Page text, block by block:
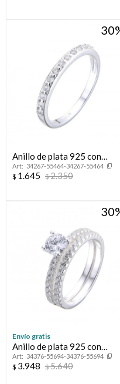
30
Anillo de plata 925 con
circonias, MEDIO SIN FiN.
34267-55464-34267-55464
$ 1.645 $2.350
30
Envío gratis
Anillo de plata 925 con
circonias, PROMESA.
34376-55694-34376-55694
$ 3.948 $5.640